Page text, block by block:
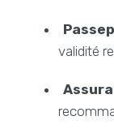
validité